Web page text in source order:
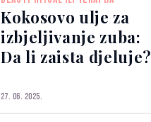
Kokosovo ulje za
izbjeljivanje zuba:
Da li zaista djeluje?
27. 06. 2025.